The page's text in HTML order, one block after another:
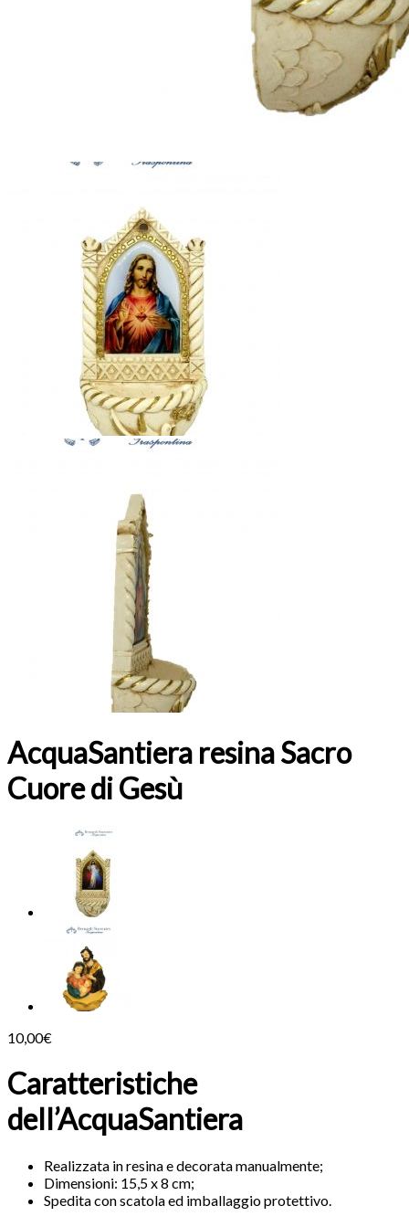
AcquaSantiera resina Sacro
Cuore di Gesù
10,00€
Caratteristiche
dell’AcquaSantiera
Realizzata in resina e decorata manualmente;
Dimensioni: 15,5 x 8 cm;
Spedita con scatola ed imballaggio protettivo.